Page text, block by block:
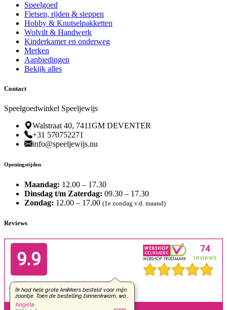
Speelgoed
Fietsen, rijden & steppen
Hobby & Knutselpakketten
Wolvilt & Handwerk
Kinderkamer en onderweg
Merken
Aanbiedingen
Bekijk alles
Contact
Speelgoedwinkel Speeljewijs
Walstraat 40, 7411GM DEVENTER
+31 570752271
info@speeljewijs.nu
Openingstijden
Maandag: 12.00 – 17.30
Dinsdag t/m Zaterdag: 09.30 – 17.30
Zondag: 12.00 – 17.00 (1e zondag v.d. maand)
Reviews